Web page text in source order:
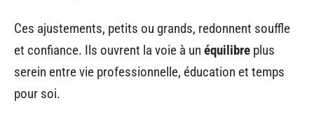
Ces ajustements, petits ou grands, redonnent souffle
et confiance. Ils ouvrent la voie à un équilibre plus
serein entre vie professionnelle, éducation et temps
pour soi.